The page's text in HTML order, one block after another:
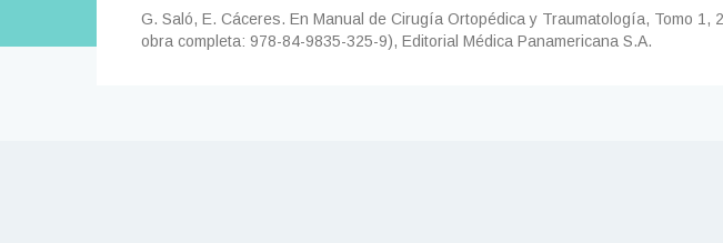
G. Saló, E. Cáceres. En Manual de Cirugía Ortopédica y Traumatología, Tomo
obra completa: 978-84-9835-325-9), Editorial Médica Panamericana S.A.